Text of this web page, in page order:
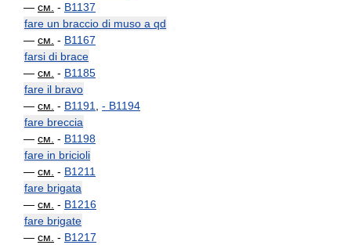
— см. - B1137
fare un braccio di muso a qd
— см. - B1167
farsi di brace
— см. - B1185
fare il bravo
— см. - B1191 - B1194
fare breccia
— см. - B1198
fare in bricioli
— см. - B1211
fare brigata
— см. - B1216
fare brigate
— см. - B1217